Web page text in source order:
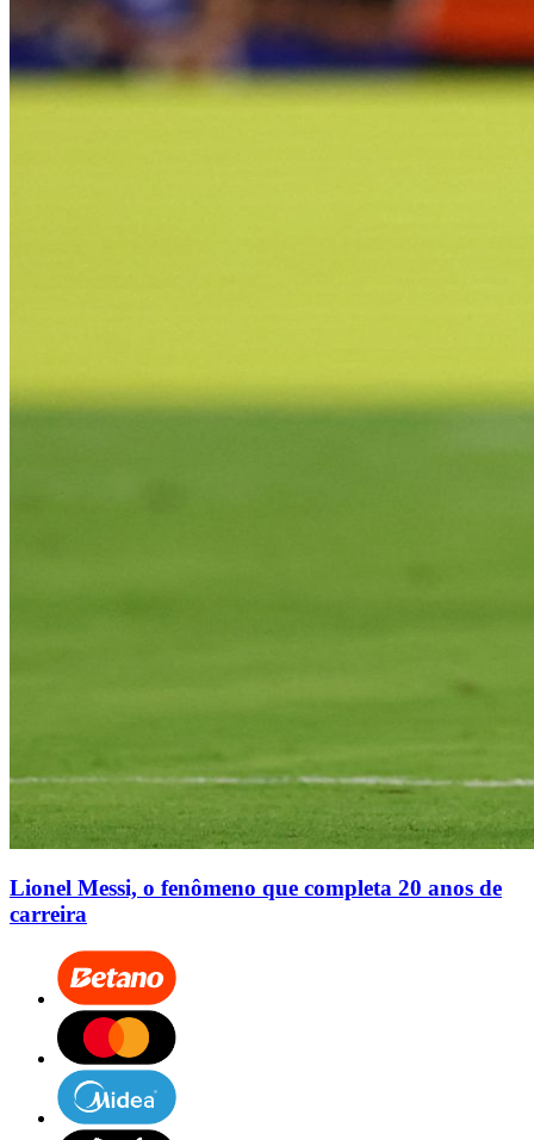
Lionel Messi, o fenômeno que completa 20 anos de
carreira